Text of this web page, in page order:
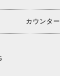
カウンター